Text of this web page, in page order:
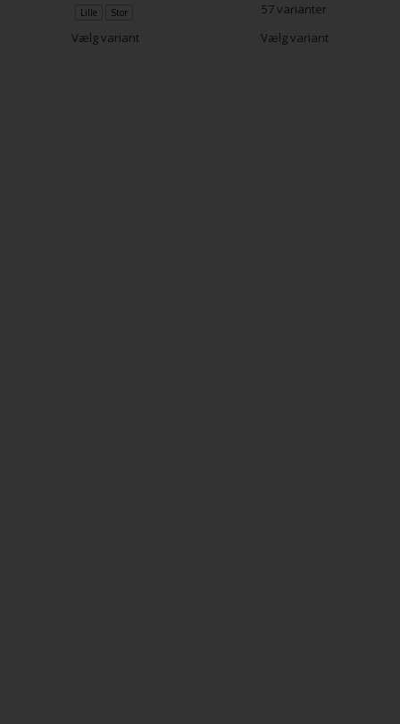
Lille Stor
Vælg variant
57 varianter
Vælg variant